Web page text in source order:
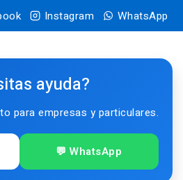
Instagram WhatsApp
ayuda?
para empresas y particulares.
💬 WhatsApp